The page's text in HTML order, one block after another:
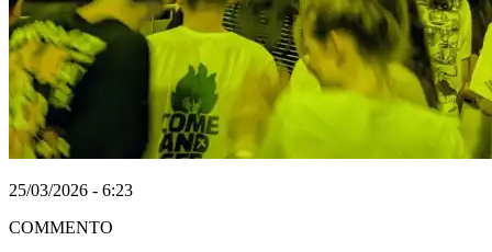
25/03/2026 - 6:23
COMMENTO